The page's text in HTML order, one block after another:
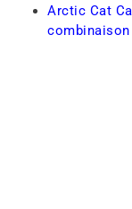
Arctic Cat
combinaison